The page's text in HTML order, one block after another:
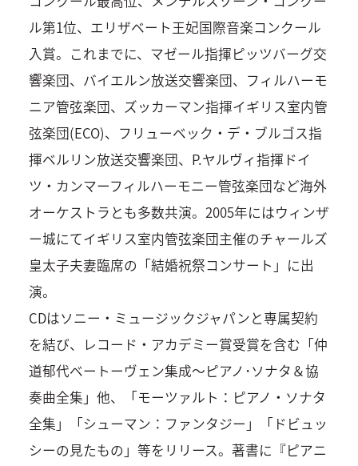
ル第1位、エリザベート王妃国際音楽コンクール
入賞。これまでに、マゼール指揮ピッツバーグ交
響楽団、バイエルン放送交響楽団、フィルハーモ
ニア管弦楽団、ズッカーマン指揮イギリス室内管
弦楽団(ECO)、フリューベック・デ・ブルゴス指
揮ベルリン放送交響楽団、P.ヤルヴィ指揮ドイ
ツ・カンマーフィルハーモニー管弦楽団など海外
オーケストラとも多数共演。2005年にはウィンザ
ー城にてイギリス室内管弦楽団主催のチャールズ
皇太子夫妻臨席の「結婚祝祭コンサート」に出
演。
CDはソニー・ミュージックジャパンと専属契約
を結び、レコード・アカデミー賞受賞を含む「仲
道郁代ベートーヴェン集成～ピアノ･ソナタ＆協
奏曲全集」他、「モーツァルト：ピアノ・ソナタ
全集」「シューマン：ファンタジー」「ドビュッ
シーの見たもの」等をリリース。著書に『ピアニ